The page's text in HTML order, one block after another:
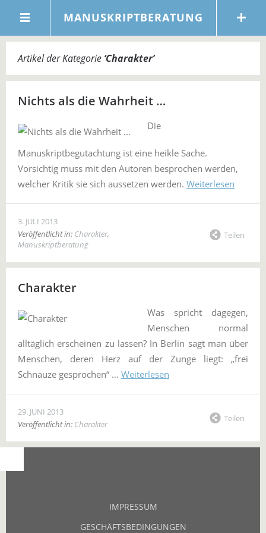
MANUSKRIPTBERATUNG
Artikel der Kategorie ‘Charakter’
Nichts als die Wahrheit …
Die
Manuskriptbegutachtung ist eine heikle Sache.
Vorsichtig muss mit den Autoren besprochen werden,
welcher Kritik sie sich aussetzen werden. Weiterlesen
3. JULI 2013
Veröffentlicht in: Charakter,
Manuskriptberatung
Teilen
Charakter
Was spricht dagegen,
Menschen normal
alltäglich erscheinen zu lassen? In Berlin sagt man über
Menschen, deren Herz auf der Zunge liegt: „frei
Schnauze gesprochen“ … Weiterlesen
29. JUNI 2013
Veröffentlicht in: Charakter
Teilen
IMPRESSUM
GESCHÄFTSBEDINGUNGEN